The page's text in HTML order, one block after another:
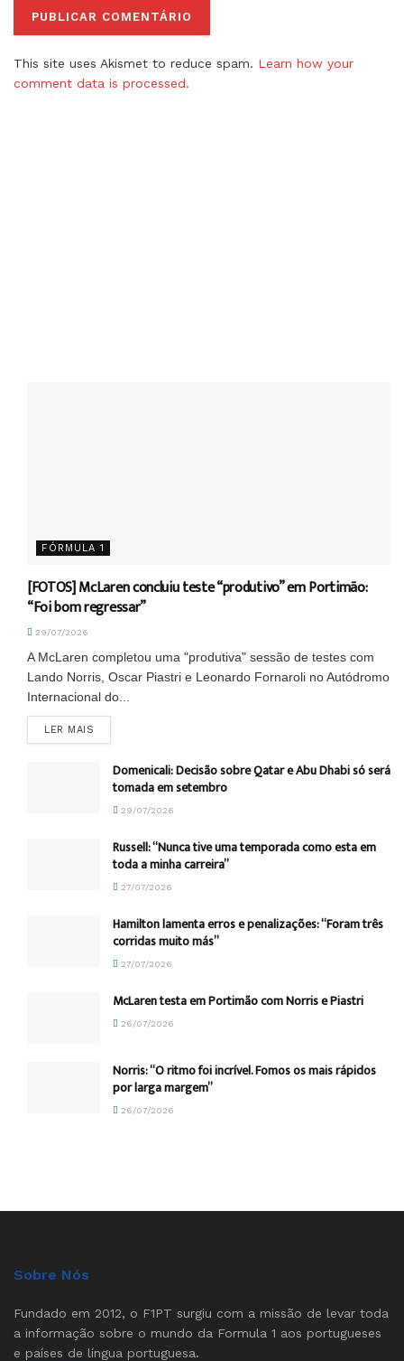
This site uses Akismet to reduce spam. Learn how your
comment data is processed.
FÓRMULA 1
[FOTOS] McLaren concluiu teste “produtivo” em Portimão:
“Foi bom regressar”
29/07/2026
A McLaren completou uma "produtiva" sessão de testes com
Lando Norris, Oscar Piastri e Leonardo Fornaroli no Autódromo
Internacional do...
LER MAIS
Domenicali: Decisão sobre Qatar e Abu Dhabi só será
tomada em setembro
29/07/2026
Russell: “Nunca tive uma temporada como esta em
toda a minha carreira”
27/07/2026
Hamilton lamenta erros e penalizações: “Foram três
corridas muito más”
27/07/2026
McLaren testa em Portimão com Norris e Piastri
26/07/2026
Norris: “O ritmo foi incrível. Fomos os mais rápidos
por larga margem”
26/07/2026
Sobre Nós
Fundado em 2012, o F1PT surgiu com a missão de levar toda
a informação sobre o mundo da Formula 1 aos portugueses
e países de língua portuguesa.